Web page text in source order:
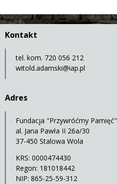
Kontakt
tel. kom. 720 056 212
witold.adamski@iap.pl
Adres
Fundacja "Przywróćmy Pamięć"
al. Jana Pawła II 26a/30
37-450 Stalowa Wola
KRS: 0000474430
Regon: 181018442
NIP: 865-25-59-312